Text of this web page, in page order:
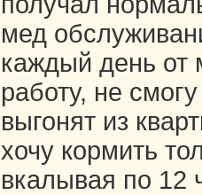
мед
каждый день от
работу, не
выгонят из
хочу кормить
вкалывая по 12